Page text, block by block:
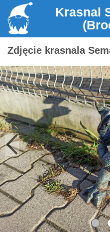
Krasnal
Zdjęcie krasnala